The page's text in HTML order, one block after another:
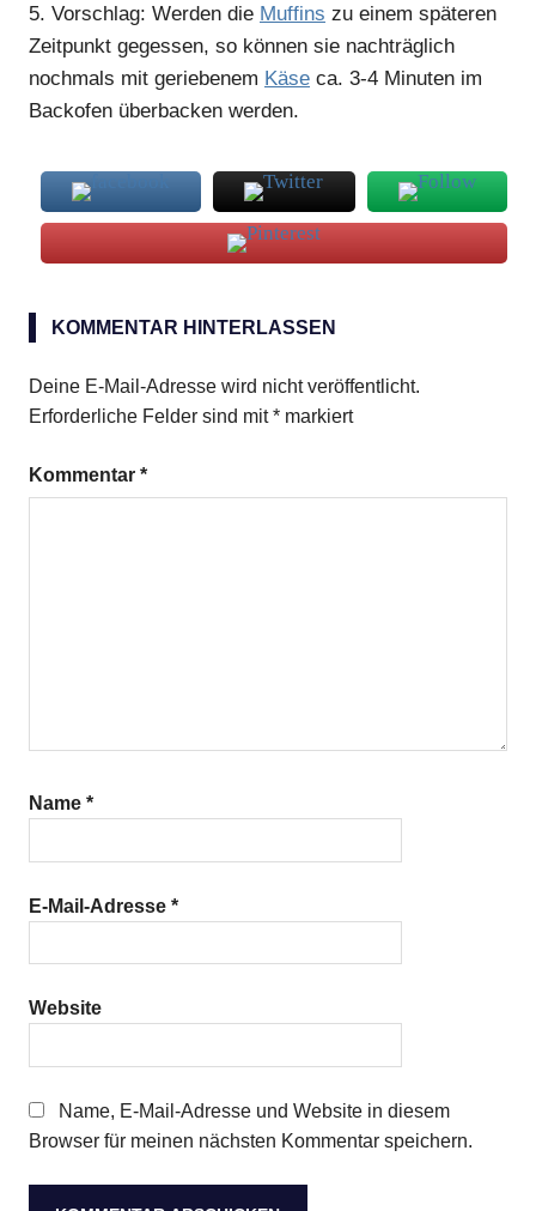
5. Vorschlag: Werden die Muffins zu einem späteren
Zeitpunkt gegessen, so können sie nachträglich
nochmals mit geriebenem Käse ca. 3-4 Minuten im
Backofen überbacken werden.
Maiskeimöl
Maismehl
mexikanisch
KOMMENTAR HINTERLASSEN
Deine E-Mail-Adresse wird nicht veröffentlicht.
Erforderliche Felder sind mit* markiert
Kommentar *
Name *
E-Mail-Adresse *
Website
Name, E-Mail-Adresse und Website in diesem
Browser für meinen nächsten Kommentar speichern.